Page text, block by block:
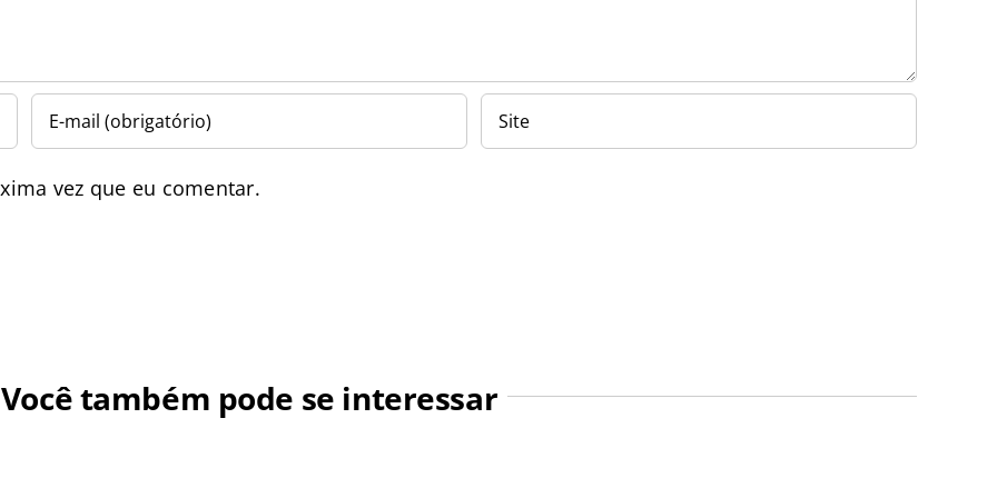
vez que eu comentar.
Você também pode se interessar